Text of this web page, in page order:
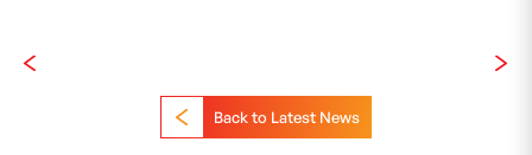
Back to Latest News